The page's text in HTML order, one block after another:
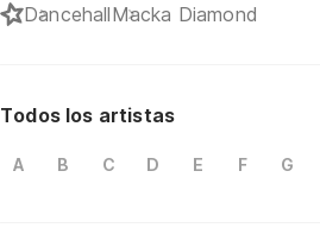
DancehallMacka Diamond
Todos los artistas
A B C D E F G